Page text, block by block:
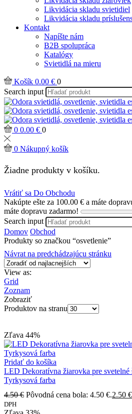
Likvidácia skladu svietidiel
Likvidácia skladu
Kontakt
Napíšte nám
B2B spolupráca
Katalógy
Svietidlá na mieru
Košík 0.00 € 0
Search input
0 0.00 € 0
0 Nákupný košík
Žiadne produkty v košíku.
Vrátiť sa Do Obchodu
Nakúpte ešte za 100.00 € a máte
máte dopravu zadarmo!
Search input
Domov Obchod
Produkty so značkou “osvetlenie”
Návrat na predchádzajúcu stránku
View as:
Grid
Zoznam
Zobraziť
Produktov na stranu
Zľava 44%
Pridať do košíka
LED Dekoratívna žiarovka pre svetelné
Tyrkysová farba
4.50€ Pôvodná cena bola: 4.50 €.2.50 €
DPH